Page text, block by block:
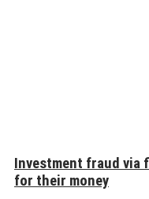
Investment fraud via
for their money